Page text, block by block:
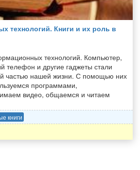
технологий. Книги и их роль в
технологий. Компьютер,
телефон и другие гаджеты стали
частью нашей жизни. С помощью них
программами,
видео, общаемся и читаем
книги